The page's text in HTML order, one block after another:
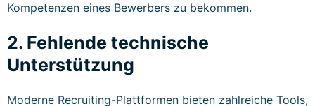
Kompetenzen eines Bewerbers zu bekommen.
2. Fehlende technische
Unterstützung
Moderne Recruiting-Plattformen bieten zahlreiche Tools,